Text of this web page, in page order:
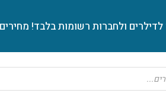
ולחברות רשומות בלבד!